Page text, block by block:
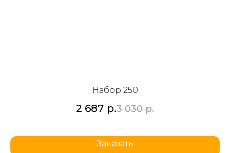
Набор 250
2 687 р.3 030 р.
Заказать